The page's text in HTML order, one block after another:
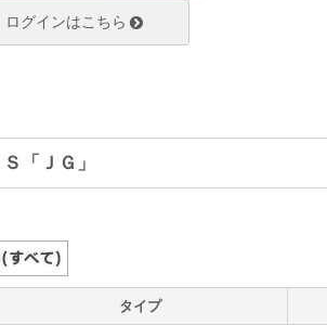
ログインはこちら
「ＪＧ」
タイプ